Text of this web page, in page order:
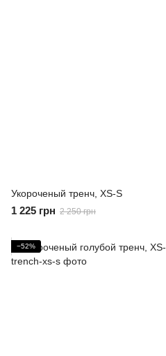
Укороченый тренч, XS-S
1 225 грн 2 250 грн
−52%